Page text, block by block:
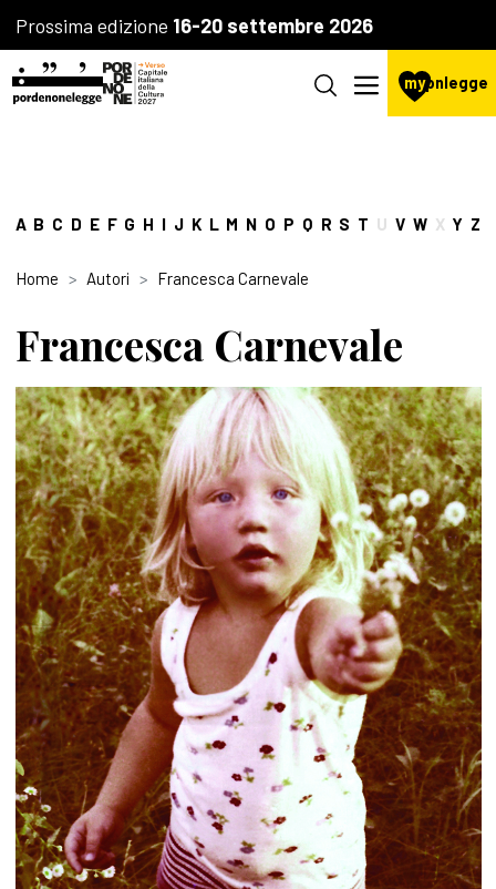
Prossima edizione 16-20 settembre 2026
mypnlegge
A B C D E F G H I J K L M N O P Q R S T U V W X Y Z
Home Autori Francesca Carnevale
Francesca Carnevale